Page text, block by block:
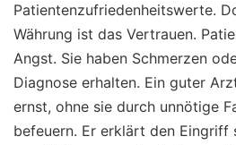
Patientenzufriedenheitswerte.
Währung ist das Vertrauen.
Angst. Sie haben Schmerzen
Diagnose erhalten. Ein guter
ernst, ohne sie durch unnötige
befeuern. Er erklärt den Eingriff